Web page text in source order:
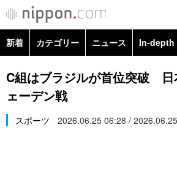
カテゴリー
新着 カテゴリー ニュース In-depth
政治・外交
経済・ビジネス
C組はブラジルが首位突破 日
ェーデン戦
スポーツ 2026.06.25 06:28 /